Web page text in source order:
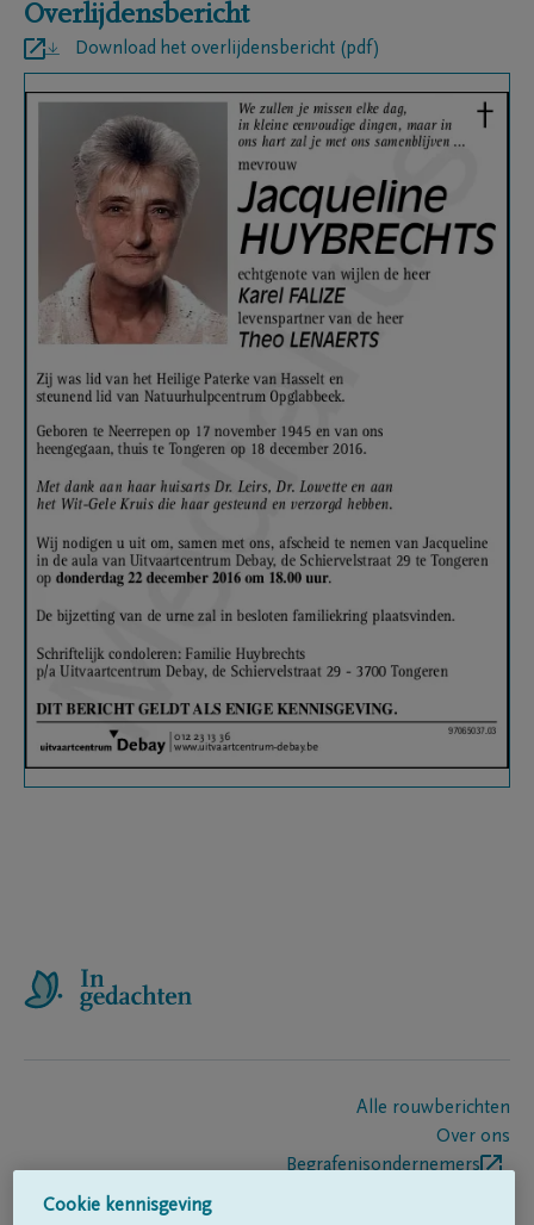
Overlijdensbericht
Download het overlijdensbericht (pdf)
Alle rouwberichten
Over ons
Begrafenisondernemers
Cookie kennisgeving